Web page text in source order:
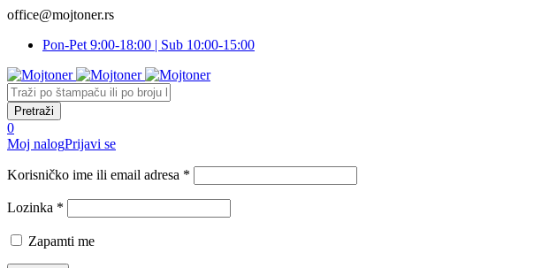
office@mojtoner.rs
Pon-Pet 9:00-18:00 | Sub 10:00-15:00
0
Moj nalogPrijavi se
Korisničko ime ili email adresa *
Lozinka *
Zapamti me